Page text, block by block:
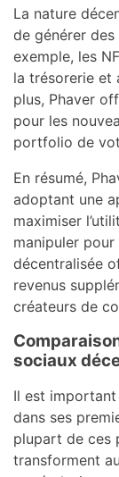
La nature
de générer
exemple, les
la trésorerie et
plus, Phaver
pour les
portfolio de
En résumé,
adoptant une
maximiser
manipuler
décentralisée
revenus
créateurs de
sociaux
Il est
dans ses
plupart de ces
transforment